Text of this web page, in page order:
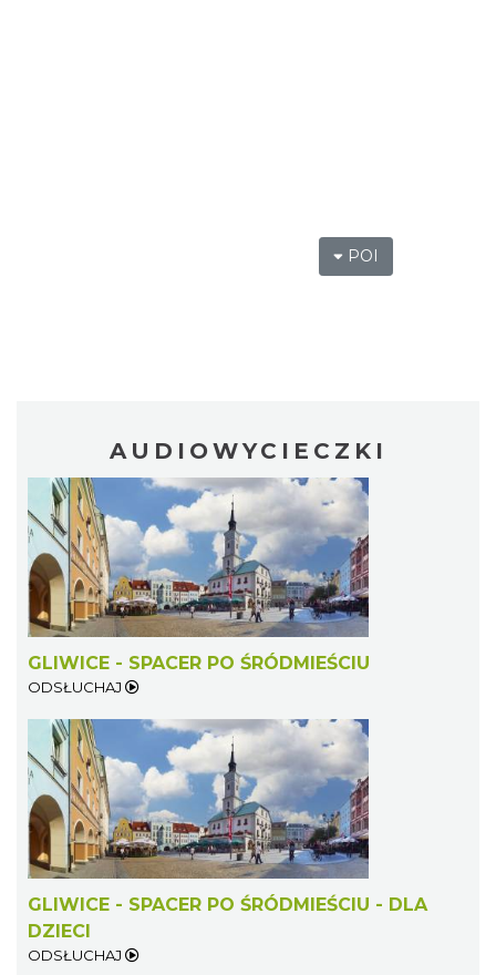
POI
AUDIOWYCIECZKI
GLIWICE - SPACER PO ŚRÓDMIEŚCIU
ODSŁUCHAJ
GLIWICE - SPACER PO ŚRÓDMIEŚCIU - DLA
DZIECI
ODSŁUCHAJ